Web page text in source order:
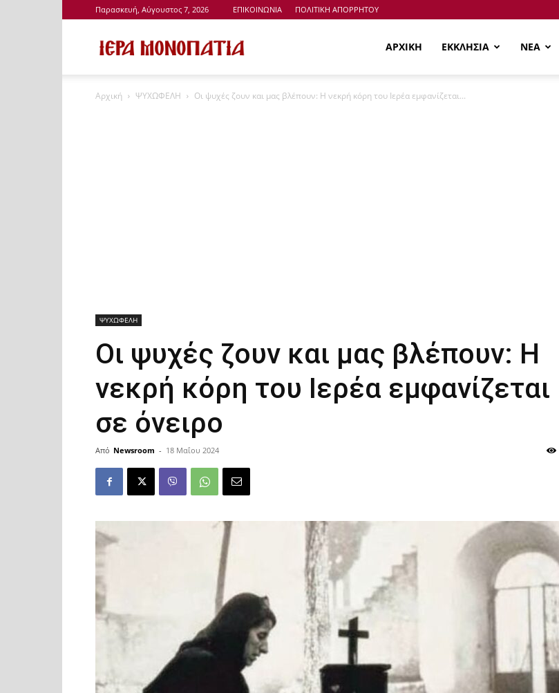
Παρασκευή, Αύγουστος 7, 2026 ΕΠΙΚΟΙΝΩΝΙΑ ΠΟΛΙΤΙΚΗ ΑΠΟΡΡΗΤΟΥ
Μονοπάτια
ΑΡΧΙΚΗ ΕΚΚΛΗΣΙΑ ΝΕΑ
Αρχική ΨΥΧΩΦΕΛΗ Οι ψυχές ζουν και μας βλέπουν: Η νεκρή κόρη του Ιερέα εμφανίζεται...
ΨΥΧΩΦΕΛΗ
Οι ψυχές ζουν και μας βλέπουν: Η
νεκρή κόρη του Ιερέα εμφανίζεται
σε όνειρο
Από Newsroom - 18 Μαΐου 2024